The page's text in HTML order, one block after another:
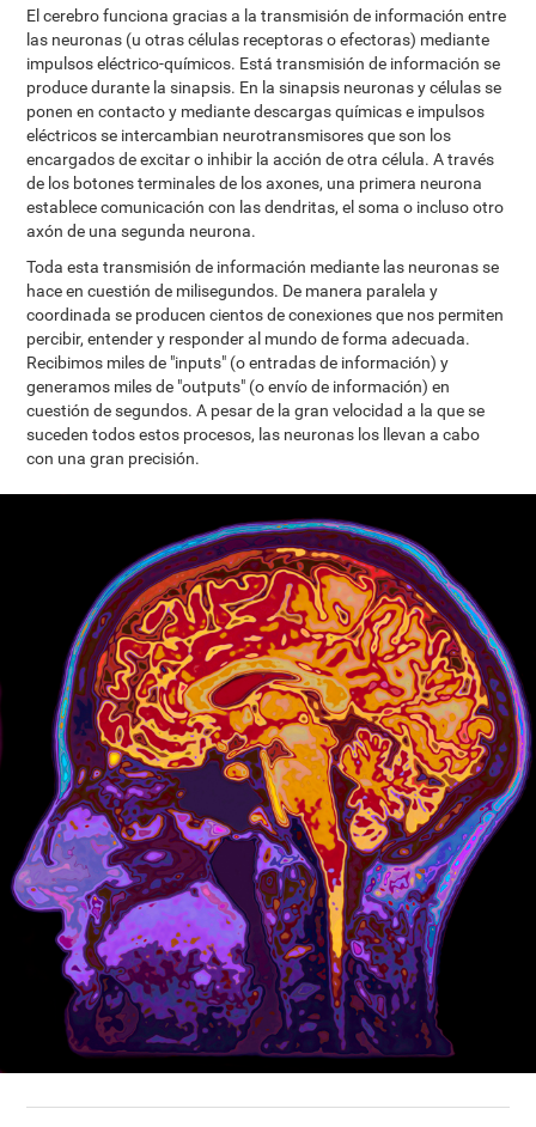
El cerebro funciona gracias a la transmisión de información entre
las neuronas (u otras células receptoras o efectoras) mediante
impulsos eléctrico-químicos. Está transmisión de información se
produce durante la sinapsis. En la sinapsis neuronas y células se
ponen en contacto y mediante descargas químicas e impulsos
eléctricos se intercambian neurotransmisores que son los
encargados de excitar o inhibir la acción de otra célula. A través
de los botones terminales de los axones, una primera neurona
establece comunicación con las dendritas, el soma o incluso otro
axón de una segunda neurona.
Toda esta transmisión de información mediante las neuronas se
hace en cuestión de milisegundos. De manera paralela y
coordinada se producen cientos de conexiones que nos permiten
percibir, entender y responder al mundo de forma adecuada.
Recibimos miles de "inputs" (o entradas de información) y
generamos miles de "outputs" (o envío de información) en
cuestión de segundos. A pesar de la gran velocidad a la que se
suceden todos estos procesos, las neuronas los llevan a cabo
con una gran precisión.